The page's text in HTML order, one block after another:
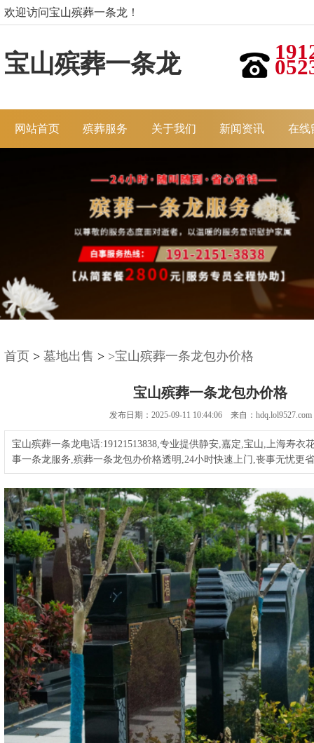
欢迎访问宝山殡葬一条龙！
宝山殡葬一条龙
网站首页 殡葬服务 关于我们 新闻资讯 在线
首页 > 墓地出售 > >宝山殡葬一条龙包办价格
宝山殡葬一条龙包办价格
发布日期：2025-09-11 10:44:06 来自：hdq.lol9527.com
宝山殡葬一条龙电话:19121513838,专业提供静安,嘉定,宝山,上海寿衣
事一条龙服务,殡葬一条龙包办价格透明,24小时快速上门,丧事无忧更